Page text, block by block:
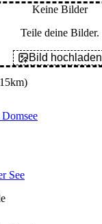
Keine Bilder
Teile deine Bilder.
Bild hochladen
See